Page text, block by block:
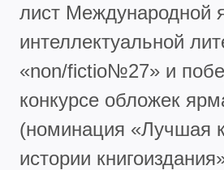
лист Международной
интеллектуальной
«non/fictio№27» и
конкурсе обложек
(номинация «Лучшая
истории